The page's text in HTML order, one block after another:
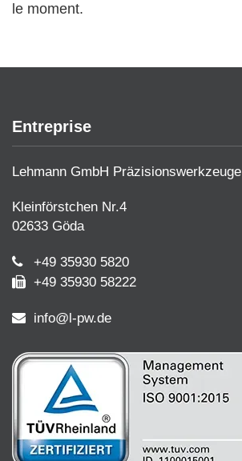
le moment.
Entreprise
Lehmann GmbH Präzisionswerkzeuge
Kleinförstchen Nr.4
02633 Göda
+49 35930 5820
+49 35930 58222
info@l-pw.de